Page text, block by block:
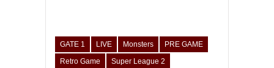
GATE 1 LIVE Monsters
PRE GAME
Retro Game
Super League 2